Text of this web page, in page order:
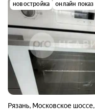
новостройка онлайн показ
Рязань, Московское шоссе,